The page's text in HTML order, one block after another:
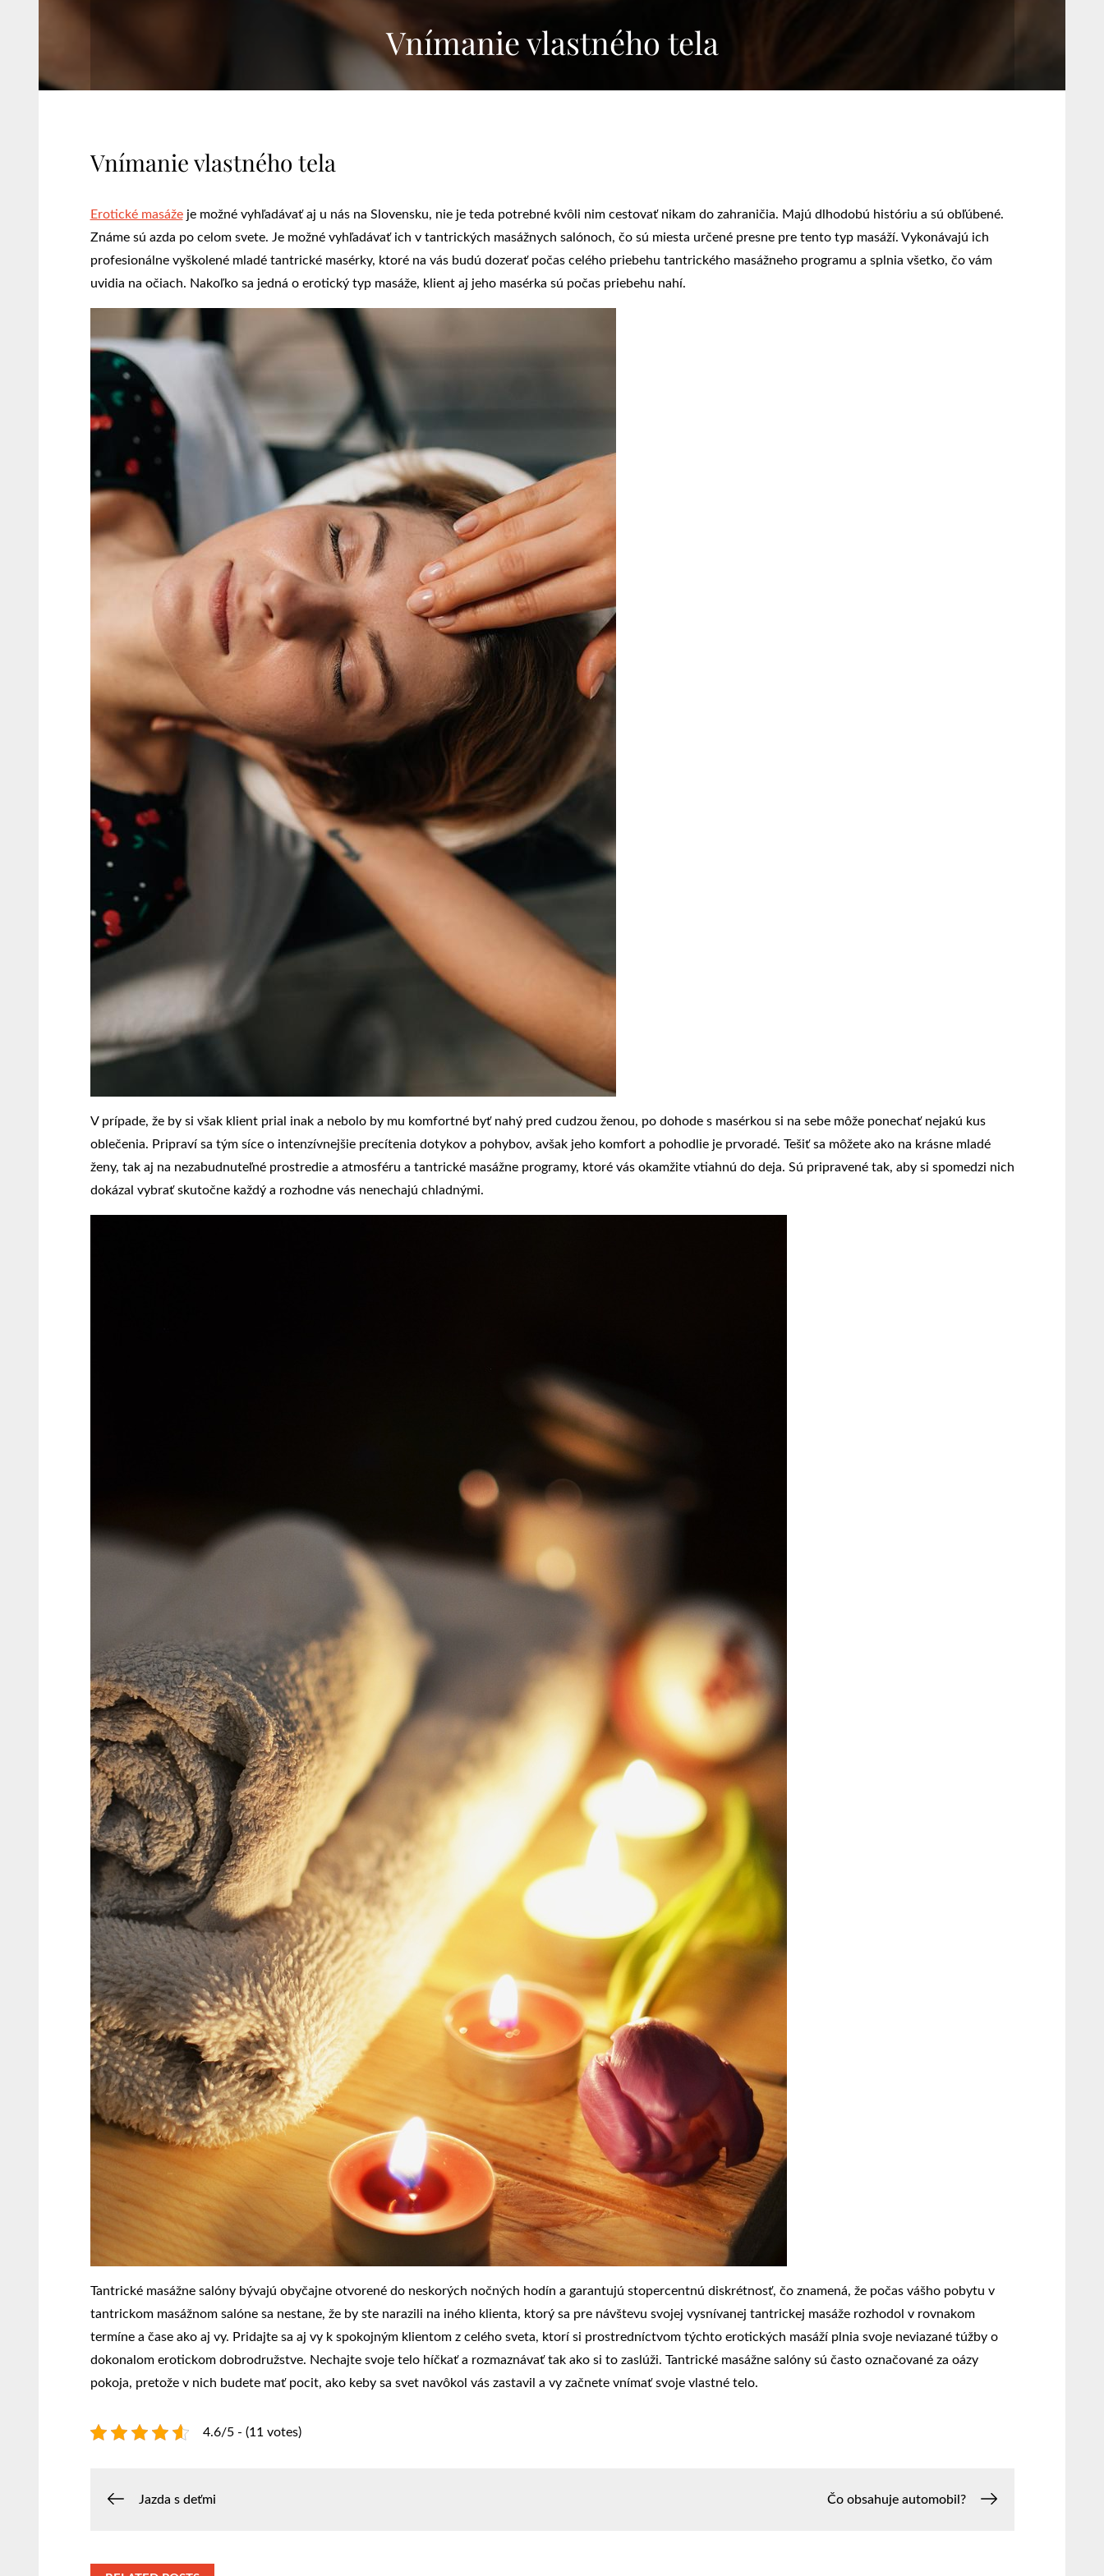
Vnímanie vlastného tela
Vnímanie vlastného tela
Erotické masážeje možné vyhľadávať aj u nás na Slovensku, nie je teda potrebné kvôli nim cestovať nikam do zahraničia. Majú dlhodobú históriu a sú obľúbené.
Známe sú azda po celom svete. Je možné vyhľadávať ich v tantrických masážnych salónoch, čo sú miesta určené presne pre tento typ masáží. Vykonávajú ich
profesionálne vyškolené mladé tantrické masérky, ktoré na vás budú dozerať počas celého priebehu tantrického masážneho programu a splnia všetko, čo vám
uvidia na očiach. Nakoľko sa jedná o erotický typ masáže, klient aj jeho masérka sú počas priebehu nahí.
V prípade, že by si však klient prial inak a nebolo by mu komfortné byť nahý pred cudzou ženou, po dohode s masérkou si na sebe môže ponechať nejakú kus
oblečenia. Pripraví sa tým síce o intenzívnejšie precítenia dotykov a pohybov, avšak jeho komfort a pohodlie je prvoradé. Tešiť sa môžete ako na krásne mladé
ženy, tak aj na nezabudnuteľné prostredie a atmosféru a tantrické masážne programy, ktoré vás okamžite vtiahnú do deja. Sú pripravené tak, aby si spomedzi nich
dokázal vybrať skutočne každý a rozhodne vás nenechajú chladnými.
Tantrické masážne salóny bývajú obyčajne otvorené do neskorých nočných hodín a garantujú stopercentnú diskrétnosť, čo znamená, že počas vášho pobytu v
tantrickom masážnom salóne sa nestane, že by ste narazili na iného klienta, ktorý sa pre návštevu svojej vysnívanej tantrickej masáže rozhodol v rovnakom
termíne a čase ako aj vy. Pridajte sa aj vy k spokojným klientom z celého sveta, ktorí si prostredníctvom týchto erotických masáží plnia svoje neviazané túžby o
dokonalom erotickom dobrodružstve. Nechajte svoje telo híčkať a rozmaznávať tak ako si to zaslúži. Tantrické masážne salóny sú často označované za oázy
pokoja, pretože v nich budete mať pocit, ako keby sa svet navôkol vás zastavil a vy začnete vnímať svoje vlastné telo.
4.6/5 - (11 votes)
Navigace
pro
Jazda s deťmi Čo obsahuje automobil?